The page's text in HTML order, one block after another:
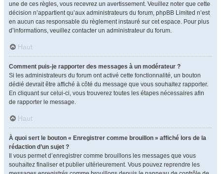
une de ces règles, vous recevrez un avertissement. Veuillez noter que cette
décision n’appartient qu’aux administrateurs du forum, phpBB Limited n’est
en aucun cas responsable du règlement instauré sur cet espace. Pour plus
d’informations, veuillez contacter un administrateur du forum.
Haut
Comment puis-je rapporter des messages à un modérateur ?
Si les administrateurs du forum ont activé cette fonctionnalité, un bouton
dédié devrait être affiché à côté du message que vous souhaitez rapporter.
En cliquant sur celui-ci, vous trouverez toutes les étapes nécessaires afin
de rapporter le message.
Haut
À quoi sert le bouton « Enregistrer comme brouillon » affiché lors de la
rédaction d’un sujet ?
Il vous permet d’enregistrer comme brouillons les messages que vous
souhaitez finaliser et publier ultérieurement. Vous pouvez reprendre les